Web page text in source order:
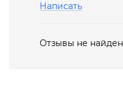
Написать
Отзывы не